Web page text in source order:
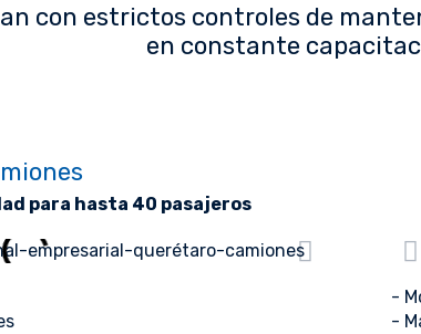
con estrictos controles de
en constante
para hasta 40 pasajeros
-
-